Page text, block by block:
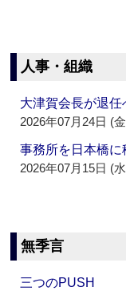
人事・組織
大津賀会長が退
2026年07月24日 (
事務所を日本橋
2026年07月15日 (
無季言
三つのPUSH